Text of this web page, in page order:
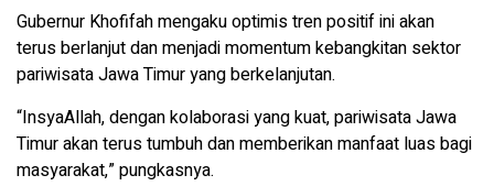
Gubernur Khofifah mengaku optimis tren positif ini akan
terus berlanjut dan menjadi momentum kebangkitan sektor
pariwisata Jawa Timur yang berkelanjutan.
“InsyaAllah, dengan kolaborasi yang kuat, pariwisata Jawa
Timur akan terus tumbuh dan memberikan manfaat luas bagi
masyarakat,” pungkasnya.